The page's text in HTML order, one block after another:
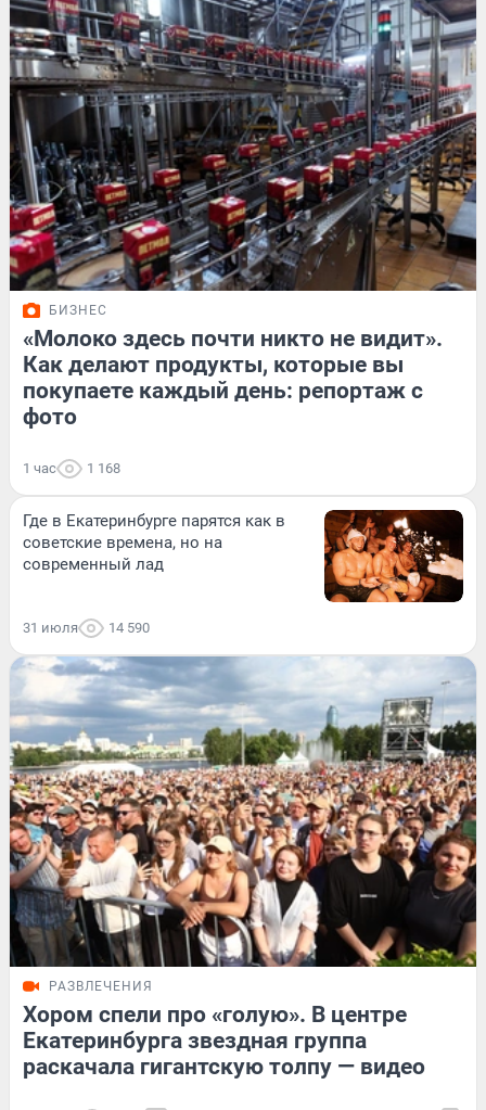
БИЗНЕС
«Молоко здесь почти никто не видит».
Как делают продукты, которые вы
покупаете каждый день: репортаж с
фото
1 час 1 168
Где в Екатеринбурге парятся как в
советские времена, но на
современный лад
31 июля 14 590
РАЗВЛЕЧЕНИЯ
Хором спели про «голую». В центре
Екатеринбурга звездная группа
раскачала гигантскую толпу — видео